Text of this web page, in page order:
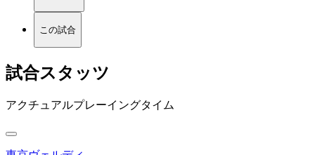
この試合
試合スタッツ
アクチュアルプレーイングタイム